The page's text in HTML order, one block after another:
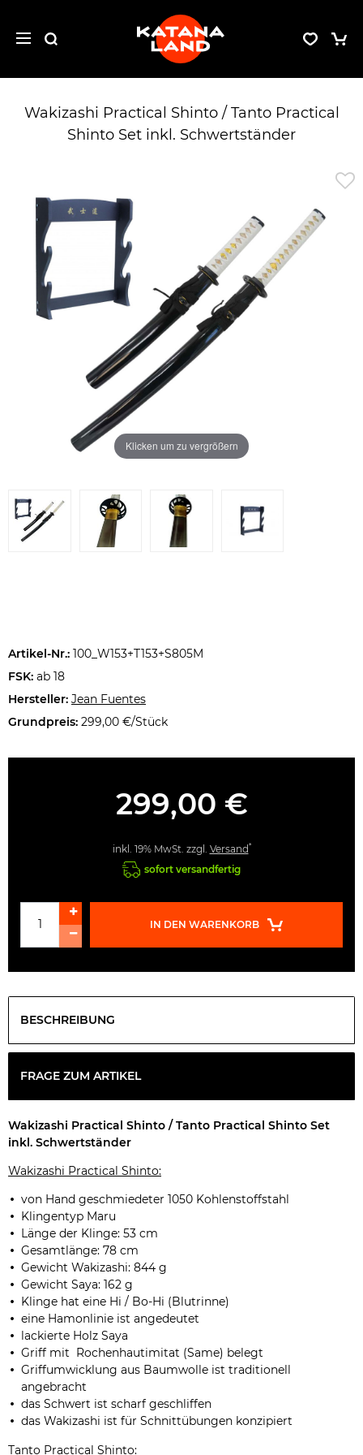
Wakizashi Practical Shinto / Tanto Practical
Shinto Set inkl. Schwertständer
Klicken um zu vergrößern
Artikel-Nr.: 100_W153+T153+S805M
FSK: ab 18
Hersteller: Jean Fuentes
Grundpreis: 299,00 €/Stück
299,00 €
inkl. 19% MwSt. zzgl. Versand*
sofort versandfertig
IN DEN WARENKORB
BESCHREIBUNG
FRAGE ZUM ARTIKEL
Wakizashi Practical Shinto / Tanto Practical Shinto Set
inkl. Schwertständer
Wakizashi Practical Shinto:
von Hand geschmiedeter 1050 Kohlenstoffstahl
Klingentyp Maru
Länge der Klinge: 53 cm
Gesamtlänge: 78 cm
Gewicht Wakizashi: 844 g
Gewicht Saya: 162 g
Klinge hat eine Hi / Bo-Hi (Blutrinne)
eine Hamonlinie ist angedeutet
lackierte Holz Saya
Griff mit Rochenhautimitat (Same) belegt
Griffumwicklung aus Baumwolle ist traditionell
angebracht
das Schwert ist scharf geschliffen
das Wakizashi ist für Schnittübungen konzipiert
Tanto Practical Shinto: